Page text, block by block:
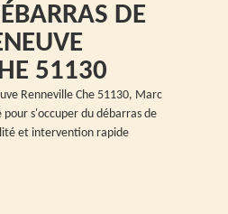
DE
51130
Renneville Che 51130, Marc
s'occuper du débarras de
et intervention rapide